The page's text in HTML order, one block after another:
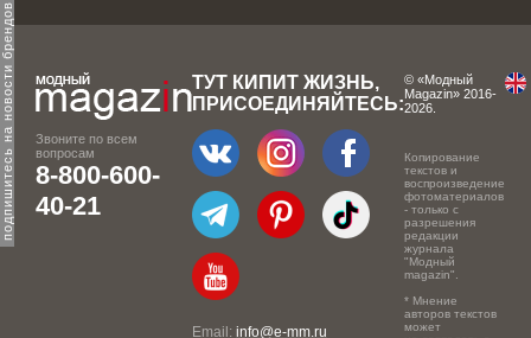
подпишитесь на новости брендов
Звоните по всем
вопросам
8-800-600-
40-21
ТУТ КИПИТ ЖИЗНЬ,
ПРИСОЕДИНЯЙТЕСЬ:
Email: info@e-mm.ru
© «Модный
Magazin» 2016-
2026.
Копирование
текстов и
воспроизведение
фотоматериалов
- только с
разрешения
редакции
журнала
"Модный
magazin".
* Мнение
авторов текстов
может